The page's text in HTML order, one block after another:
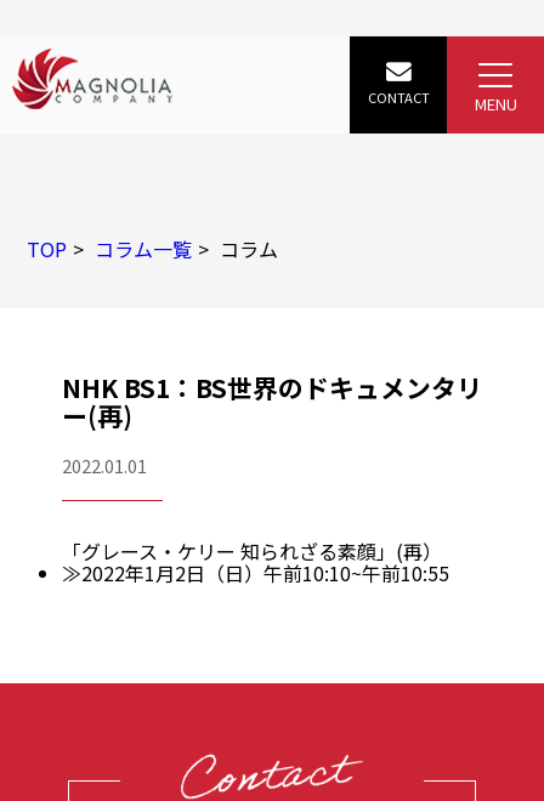
TOP コラム一覧 コラム
NHK BS1：BS世界のドキュメンタリ
ー(再)
2022.01.01
「グレース・ケリー 知られざる素顔」(再）
≫2022年1月2日（日）午前10:10~午前10:55